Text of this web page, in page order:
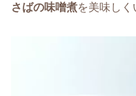
さばの味噌煮を美味しく